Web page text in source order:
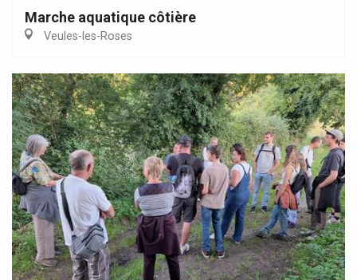
Marche aquatique côtière
Veules-les-Roses